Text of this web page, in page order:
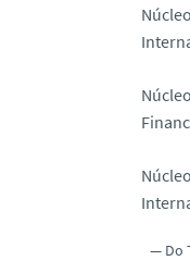
Do